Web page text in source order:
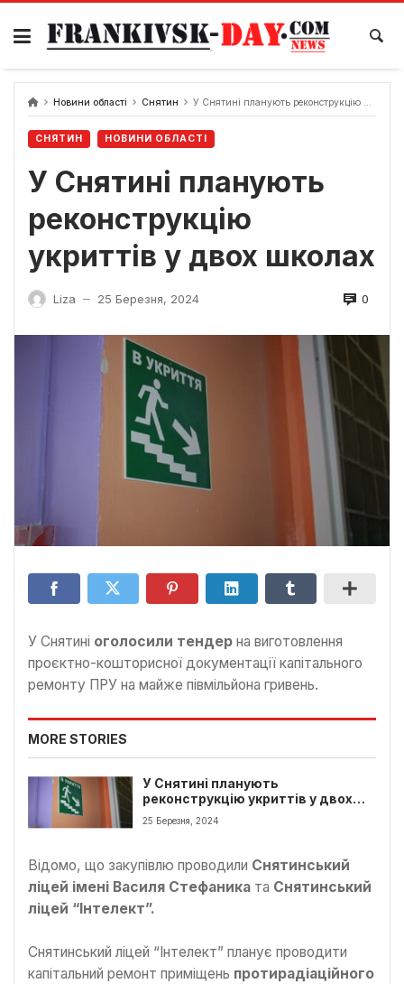
Skip
content
Новини області Снятин У Снятині планують реконструкцію укриттів у двох школах
СНЯТИН НОВИНИ ОБЛАСТІ
У Снятині планують
реконструкцію
укриттів у двох школах
Liza — 25 Березня, 2024 0
У Снятині оголосили тендер на виготовлення
проєктно-кошторисної документації капітального
ремонту ПРУ на майже півмільйона гривень.
MORE STORIES
У Снятині планують
реконструкцію укриттів у двох
школах
25 Березня, 2024
Відомо, що закупівлю проводили Снятинський
ліцей імені Василя Стефаника та Снятинський
ліцей “Інтелект”.
Снятинський ліцей “Інтелект” планує проводити
капітальний ремонт приміщень протирадіаційного